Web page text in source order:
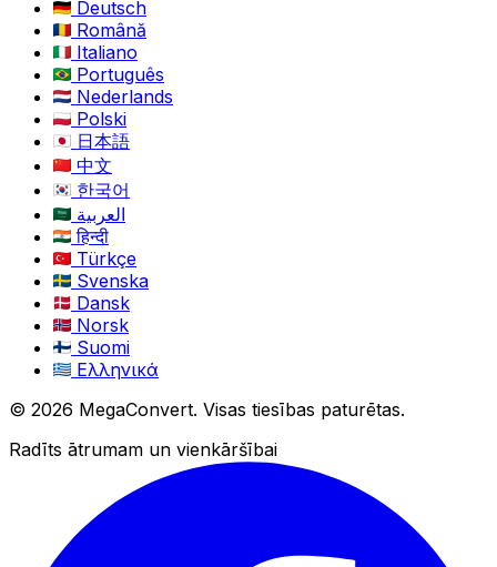
Deutsch
Română
Italiano
Português
Nederlands
Polski
日本語
中文
한국어
العربية
हिन्दी
Türkçe
Svenska
Dansk
Norsk
Suomi
Ελληνικά
© 2026 MegaConvert. Visas tiesības paturētas.
Radīts ātrumam un vienkāršībai